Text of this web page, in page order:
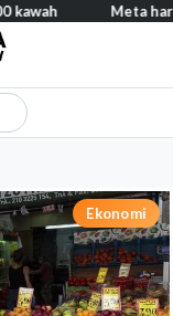
Ekonomi
Meta harus